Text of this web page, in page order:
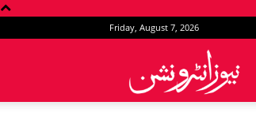
Friday, August 7, 2026